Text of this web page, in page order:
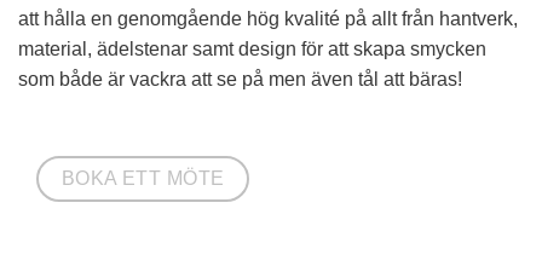
att hålla en genomgående hög kvalité på allt från hantverk,
material, ädelstenar samt design för att skapa smycken
som både är vackra att se på men även tål att bäras!
BOKA ETT MÖTE